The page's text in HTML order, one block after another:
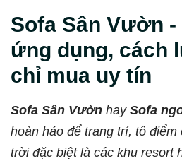
Sofa Sân Vườn
ứng dụng, cách
chỉ mua uy tín
Sofa Sân Vườn hay Sofa
hoàn hảo để trang trí, tô điểm
trời đặc biệt là các khu resort